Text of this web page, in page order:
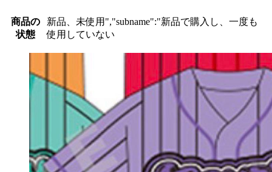
商品の
状態
新品、未使用","subname":"新品で購入し、一度も
使用していない